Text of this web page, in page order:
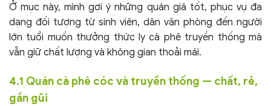
Ở mục này, mình gợi ý những quán giá tốt, phục vụ đa
dạng đối tượng từ sinh viên, dân văn phòng đến người
lớn tuổi muốn thưởng thức ly cà phê truyền thống mà
vẫn giữ chất lượng và không gian thoải mái.
4.1 Quán cà phê cóc và truyền thống — chất, rẻ,
gần gũi